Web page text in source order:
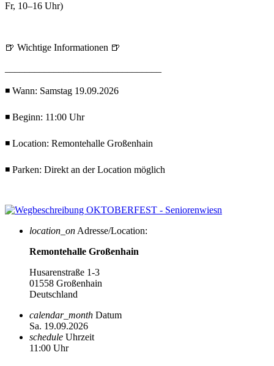
Fr, 10–16 Uhr)
🍺 Wichtige Informationen 🍺
◾ Wann: Samstag 19.09.2026
◾ Beginn: 11:00 Uhr
◾ Location: Remontehalle Großenhain
◾ Parken: Direkt an der Location möglich
location_on Adresse/Location:
Remontehalle Großenhain
Husarenstraße 1-3
01558 Großenhain
Deutschland
calendar_month Datum
Sa. 19.09.2026
schedule Uhrzeit
11:00 Uhr